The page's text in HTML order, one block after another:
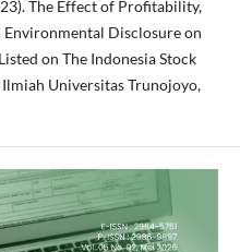
The Effect of Profitability,
Disclosure on
on The Indonesia Stock
Universitas Trunojoyo,